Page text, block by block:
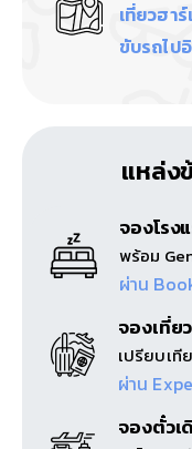
เที่ยวฮา
ขับรถไป
แหล่ง
จองโรง
พร้อม
ผ่าน
จองเที่ย
เปรียบเที
ผ่าน
จองตั๋วเ